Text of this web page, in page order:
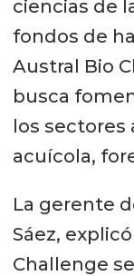
ciencias de
fondos de
Austral Bio
busca
los sectores
acuícola,
La gerente
Sáez,
Challenge